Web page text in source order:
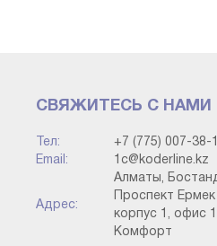
СВЯЖИТЕСЬ С НАМИ
Тел:
+7 (775) 007-38-
Email:
1c@koderline.kz
Адрес:
Алматы,
Проспект
корпус 1, офис
Комфорт